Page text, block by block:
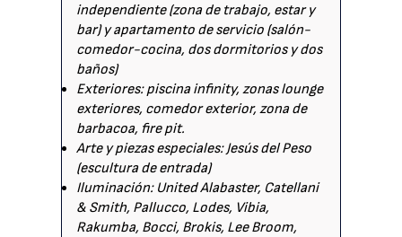
independiente (zona de trabajo, estar y
bar) y apartamento de servicio (salón-
comedor-cocina, dos dormitorios y dos
baños)
Exteriores: piscina infinity, zonas lounge
exteriores, comedor exterior, zona de
barbacoa, fire pit.
Arte y piezas especiales: Jesús del Peso
(escultura de entrada)
Iluminación: United Alabaster, Catellani
& Smith, Pallucco, Lodes, Vibia,
Rakumba, Bocci, Brokis, Lee Broom,